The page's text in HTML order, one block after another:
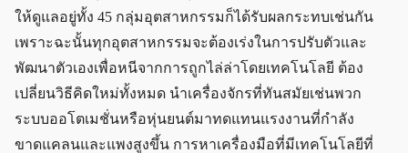
ให้ดูแลอยู่ทั้ง 45 กลุ่มอุตสาหกรรมก็ได้รับผลกระทบเช่นกัน
เพราะฉะนั้นทุกอุตสาหกรรมจะต้องเร่งในการปรับตัวและ
พัฒนาตัวเองเพื่อหนีจากการถูกไล่ล่าโดยเทคโนโลยี ต้อง
เปลี่ยนวิธีคิดใหม่ทั้งหมด นำเครื่องจักรที่ทันสมัยเช่นพวก
ระบบออโตเมชั่นหรือหุ่นยนต์มาทดแทนแรงงานที่กำลัง
ขาดแคลนและแพงสูงขึ้น การหาเครื่องมือที่มีเทคโนโลยีที่